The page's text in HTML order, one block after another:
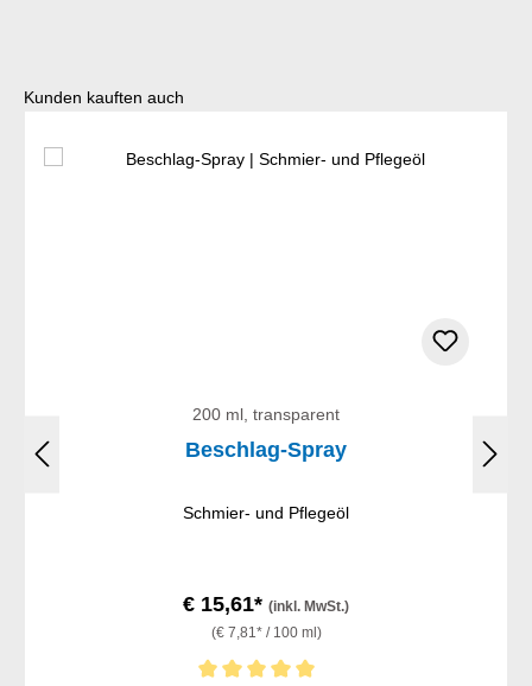
Produktgalerie überspringen
Kunden kauften auch
200 ml, transparent
Beschlag-Spray
Schmier- und Pflegeöl
€ 15,61* (inkl. MwSt.)
(€ 7,81* / 100 ml)